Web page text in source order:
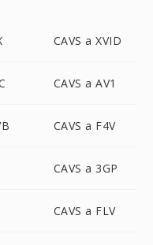
CAVS a XVID
CAVS a AV1
CAVS a F4V
CAVS a 3GP
CAVS a FLV